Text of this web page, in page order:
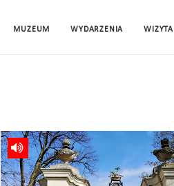
MUZEUM WYDARZENIA WIZYTA